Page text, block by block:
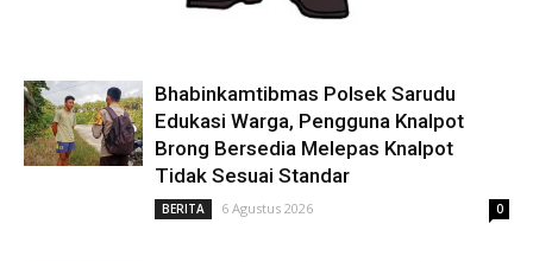
Bhabinkamtibmas Polsek Sarudu
Edukasi Warga, Pengguna Knalpot
Brong Bersedia Melepas Knalpot
Tidak Sesuai Standar
BERITA 6 Agustus 2026 0